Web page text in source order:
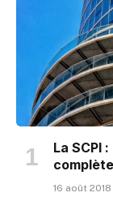
La SCPI
16 août 2018